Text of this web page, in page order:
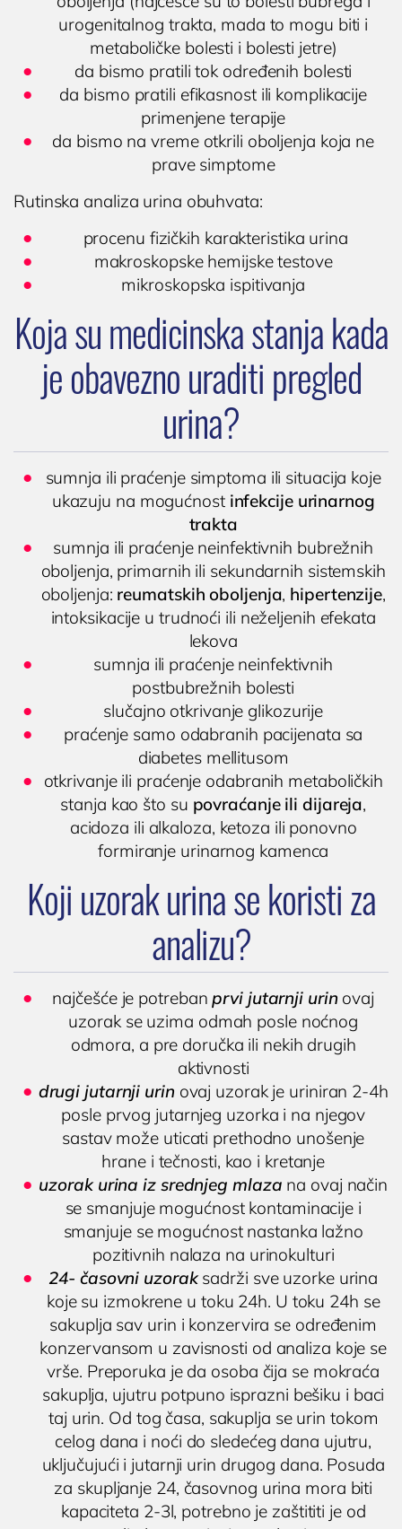
IMUNOLOGIJA
Pregled imunologa
Dijagnostika alergija
Ispitivanje oslabljenog imuniteta
Tromesečna transformacija: Od hronične
OPŠTA I INTERNA MEDICINA
OPŠTA MEDICINA
Lekar opšte prakse
KARDIOLOGIJA
Kardiolog
EHO srca (ultrazvuk ili ehokardiografija srca)
Dečija kardiologija
NEFROLOGIJA
Nefrolog u Nišu
GASTROLOGIJA
Gastroenterolog u Nišu
ENDOKRINOLOGIJA
ULTRAZVUK
Ultrazvuk štitne žlezde
Ultrazvuk srca
Ultrazvuk dojki
Ultrazvuk abdomena
Ultrazvuk skrotuma (testisa)
Dopler krvnih sudova vrata
Dopler krvnih sudova nogu
Laboratorija
Dodirnite za poziv
(018) 572-795

Dodirnite za poziv
(061) 63-23-053
Poliklinika i laboratorija
Bocokić Niš
(018) 572-795
kontakt@privatnaklinika.rs
Nikoletine Bursaća 8,
18000 Niš, Srbija
urogenitalnog trakta, mada to mogu biti i
metaboličke bolesti i bolesti jetre)
da bismo pratili tok određenih bolesti
da bismo pratili efikasnost ili komplikacije
primenjene terapije
da bismo na vreme otkrili oboljenja koja ne
prave simptome
Rutinska analiza urina obuhvata:
procenu fizičkih karakteristika urina
makroskopske hemijske testove
mikroskopska ispitivanja
Koja su medicinska stanja kada
je obavezno uraditi pregled
urina?
sumnja ili praćenje simptoma ili situacija koje
ukazuju na mogućnost infekcije urinarnog
trakta
sumnja ili praćenje neinfektivnih bubrežnih
oboljenja, primarnih ili sekundarnih sistemskih
oboljenja: reumatskih oboljenja, hipertenzije,
intoksikacije u trudnoći ili neželjenih efekata
lekova
sumnja ili praćenje neinfektivnih
postbubrežnih bolesti
slučajno otkrivanje glikozurije
praćenje samo odabranih pacijenata sa
diabetes mellitusom
otkrivanje ili praćenje odabranih metaboličkih
stanja kao što su povraćanje ili dijareja,
acidoza ili alkaloza, ketoza ili ponovno
formiranje urinarnog kamenca
Koji uzorak urina se koristi za
analizu?
najčešće je potrebanprvi jutarnji urin ovaj
uzorak se uzima odmah posle noćnog
odmora, a pre doručka ili nekih drugih
aktivnosti
drugi jutarnji urin ovaj uzorak je uriniran 2-4h
posle prvog jutarnjeg uzorka i na njegov
sastav može uticati prethodno unošenje
hrane i tečnosti, kao i kretanje
uzorak urina iz srednjeg mlaza na ovaj način
se smanjuje mogućnost kontaminacije i
smanjuje se mogućnost nastanka lažno
pozitivnih nalaza na urinokulturi
24- časovni uzoraksadrži sve uzorke urina
koje su izmokrene u toku 24h. U toku 24h se
sakuplja sav urin i konzervira se određenim
konzervansom u zavisnosti od analiza koje se
vrše. Preporuka je da osoba čija se mokraća
sakuplja, ujutru potpuno isprazni bešiku i baci
taj urin. Od tog časa, sakuplja se urin tokom
celog dana i noći do sledećeg dana ujutru,
uključujući i jutarnji urin drugog dana. Posuda
za skupljanje 24, časovnog urina mora biti
kapaciteta 2-3l, potrebno je zaštititi je od